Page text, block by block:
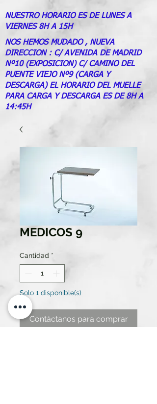
NUESTRO HORARIO ES DE LUNES A
VIERNES 8H A 15H
NOS HEMOS MUDADO , NUEVA
DIRECCION : C/ AVENIDA DE MADRID
Nº10 (EXPOSICION) C/ CAMINO DEL
PUENTE VIEJO Nº9 (CARGA Y
DESCARGA) EL HORARIO DEL MUELLE
PARA CARGA Y DESCARGA ES DE 8H A
14:45H
MEDICOS 9
Cantidad *
Solo 1 disponible(s)
Contáctanos para comprar